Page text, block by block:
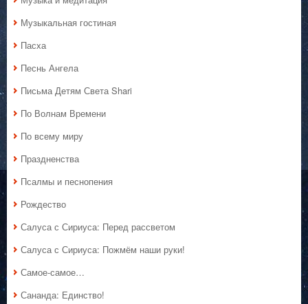
Музыкальная гостиная
Пасха
Песнь Ангела
Письма Детям Света Shari
По Волнам Времени
По всему миру
Праздненства
Псалмы и песнопения
Рождество
Салуса с Сириуса: Перед рассветом
Салуса с Сириуса: Пожмём наши руки!
Самое-самое…
Сананда: Единство!